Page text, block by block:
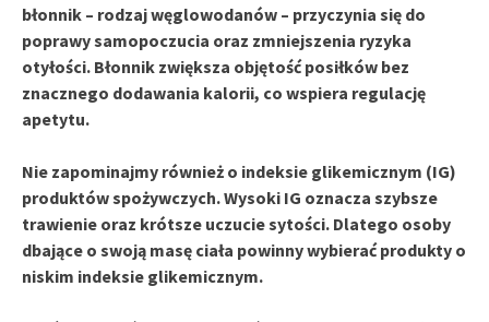
błonnik – rodzaj węglowodanów – przyczynia się do
poprawy samopoczucia oraz zmniejszenia ryzyka
otyłości. Błonnik zwiększa objętość posiłków bez
znacznego dodawania kalorii, co wspiera regulację
apetytu.
Nie zapominajmy również o indeksie glikemicznym (IG)
produktów spożywczych.Wysoki IG oznacza szybsze
trawienie oraz krótsze uczucie sytości. Dlatego osoby
dbające o swoją masę ciała powinny wybierać produkty o
niskim indeksie glikemicznym.